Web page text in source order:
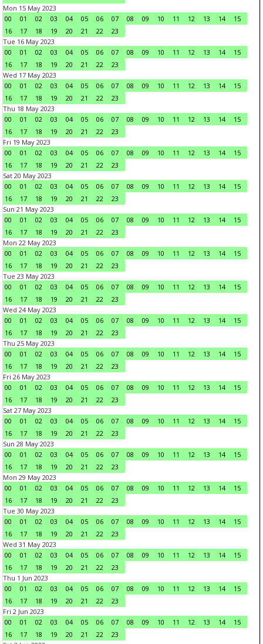
Mon 15 May 2023
00
01 02 03 04 05 06 07 08 09 10 11 12 13 14
15
16
17 18 19 20 21 22
23
Tue 16 May 2023
00
01 02 03 04 05 06 07 08 09 10 11 12 13 14
15
16
17 18 19 20 21 22
23
Wed 17 May 2023
00
01 02 03 04 05 06 07 08 09 10 11 12 13 14
15
16
17 18 19 20 21 22
23
Thu 18 May 2023
00
01 02 03 04 05 06 07 08 09 10 11 12 13 14
15
16
17 18 19 20 21 22
23
Fri 19 May 2023
00
01 02 03 04 05 06 07 08 09 10 11 12 13 14
15
16
17 18 19 20 21 22
23
Sat 20 May 2023
00
01 02 03 04 05 06 07 08 09 10 11 12 13 14
15
16
17 18 19 20 21 22
23
Sun 21 May 2023
00
01 02 03 04 05 06 07 08 09 10 11 12 13 14
15
16
17 18 19 20 21 22
23
Mon 22 May 2023
00
01 02 03 04 05 06 07 08 09 10 11 12 13 14
15
16
17 18 19 20 21 22
23
Tue 23 May 2023
00
01 02 03 04 05 06 07 08 09 10 11 12 13 14
15
16
17 18 19 20 21 22
23
Wed 24 May 2023
00
01 02 03 04 05 06 07 08 09 10 11 12 13 14
15
16
17 18 19 20 21 22
23
Thu 25 May 2023
00
01 02 03 04 05 06 07 08 09 10 11 12 13 14
15
16
17 18 19 20 21 22
23
Fri 26 May 2023
00
01 02 03 04 05 06 07 08 09 10 11 12 13 14
15
16
17 18 19 20 21 22
23
Sat 27 May 2023
00
01 02 03 04 05 06 07 08 09 10 11 12 13 14
15
16
17 18 19 20 21 22
23
Sun 28 May 2023
00
01 02 03 04 05 06 07 08 09 10 11 12 13 14
15
16
17 18 19 20 21 22
23
Mon 29 May 2023
00
01 02 03 04 05 06 07 08 09 10 11 12 13 14
15
16
17 18 19 20 21 22
23
Tue 30 May 2023
00
01 02 03 04 05 06 07 08 09 10 11 12 13 14
15
16
17 18 19 20 21 22
23
Wed 31 May 2023
00
01 02 03 04 05 06 07 08 09 10 11 12 13 14
15
16
17 18 19 20 21 22
23
Thu 1 Jun 2023
00
01 02 03 04 05 06 07 08 09 10 11 12 13 14
15
16
17 18 19 20 21 22
23
Fri 2 Jun 2023
00
01 02 03 04 05 06 07 08 09 10 11 12 13 14
15
16
17 18 19 20 21 22
23